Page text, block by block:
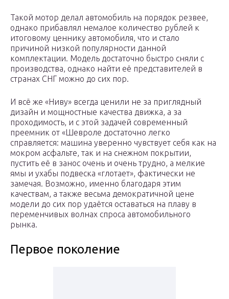
Такой мотор делал автомобиль на порядок резвее,
однако прибавлял немалое количество рублей к
итоговому ценнику автомобиля, что и стало
причиной низкой популярности данной
комплектации. Модель достаточно быстро сняли с
производства, однако найти её представителей в
странах СНГ можно до сих пор.
И всё же «Ниву» всегда ценили не за приглядный
дизайн и мощностные качества движка, а за
проходимость, и с этой задачей современный
преемник от «Шевроле достаточно легко
справляется: машина уверенно чувствует себя как на
мокром асфальте, так и на снежном покрытии,
пустить её в занос очень и очень трудно, а мелкие
ямы и ухабы подвеска «глотает», фактически не
замечая. Возможно, именно благодаря этим
качествам, а также весьма демократичной цене
модели до сих пор удаётся оставаться на плаву в
переменчивых волнах спроса автомобильного
рынка.
Первое поколение